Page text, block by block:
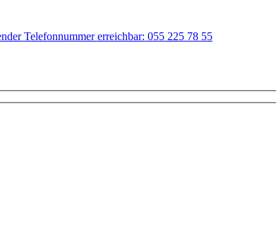
Telefonnummer erreichbar: 055 225 78 55